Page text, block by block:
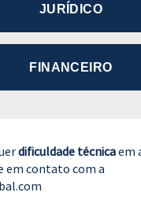
JURÍDICO
FINANCEIRO
dificuldade técnicaem
em contato com a